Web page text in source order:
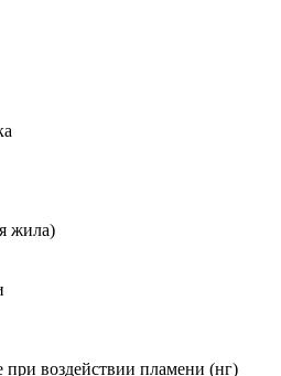
жила)
при воздействии пламени (нг)